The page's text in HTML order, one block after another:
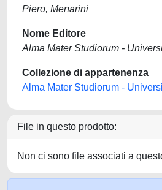
Piero, Menarini
Nome Editore
Alma Mater Studiorum -
Collezione di appartenenza
Alma Mater Studiorum -
File in questo prodotto:
Non ci sono file associati a